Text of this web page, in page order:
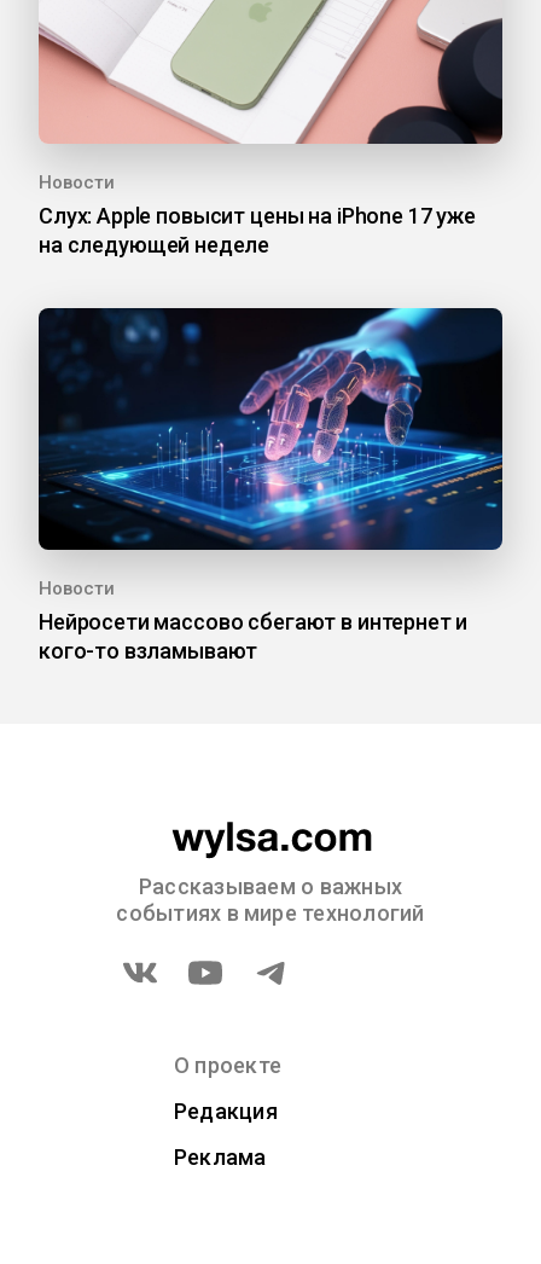
Новости
Слух: Apple повысит цены на iPhone 17 уже
на следующей неделе
Новости
Нейросети массово сбегают в интернет и
кого-то взламывают
Рассказываем о важных
событиях в мире технологий
О проекте
Редакция
Реклама